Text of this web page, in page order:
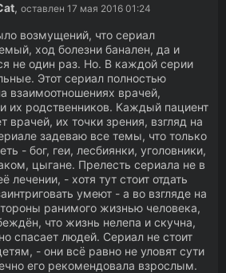
, оставлен 17 мая 2016 01:24
возмущений, что сериал
ход болезни банален, да и
не один раз. Но. В каждой серии
Этот сериал полностью
взаимоотношениях врачей,
их родственников. Каждый пациент
врачей, их точки зрения, взгляд на
задеваю все темы, что только
- бог, геи, лесбиянки, уголовники,
цыгане. Прелесть сериала не в
лечении, - хотя тут стоит отдать
умеют - а во взгляде на
ранимого жизнью человека,
что жизнь нелепа и скучна,
спасает людей. Сериал не стоит
- они всё равно не уловят сути
его рекомендовала взрослым.